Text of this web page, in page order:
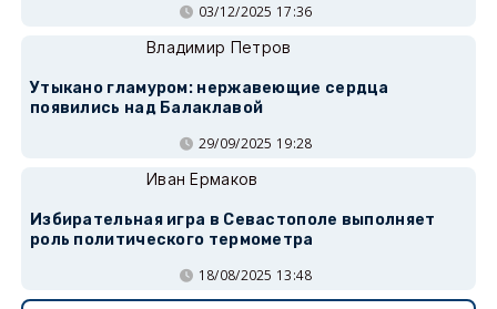
03/12/2025 17:36
Владимир Петров
Утыкано гламуром: нержавеющие сердца
появились над Балаклавой
29/09/2025 19:28
Иван Ермаков
Избирательная игра в Севастополе выполняет
роль политического термометра
18/08/2025 13:48